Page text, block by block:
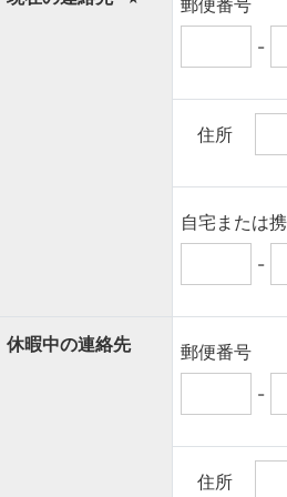
郵便番号
-
住所
自宅または
-
休暇中の連絡先
郵便番号
-
住所